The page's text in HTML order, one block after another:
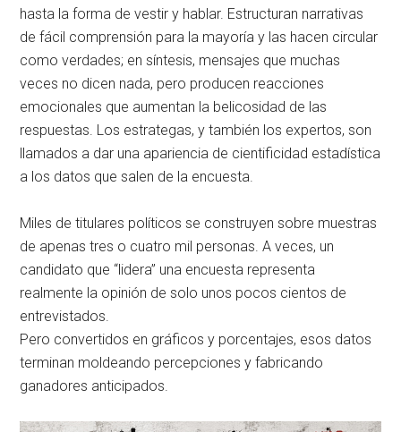
hasta la forma de vestir y hablar. Estructuran narrativas
de fácil comprensión para la mayoría y las hacen circular
como verdades; en síntesis, mensajes que muchas
veces no dicen nada, pero producen reacciones
emocionales que aumentan la belicosidad de las
respuestas. Los estrategas, y también los expertos, son
llamados a dar una apariencia de cientificidad estadística
a los datos que salen de la encuesta.
Miles de titulares políticos se construyen sobre muestras
de apenas tres o cuatro mil personas. A veces, un
candidato que “lidera” una encuesta representa
realmente la opinión de solo unos pocos cientos de
entrevistados.
Pero convertidos en gráficos y porcentajes, esos datos
terminan moldeando percepciones y fabricando
ganadores anticipados.